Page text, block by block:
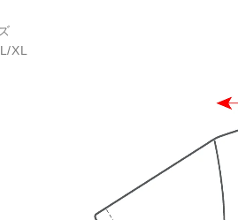
XL